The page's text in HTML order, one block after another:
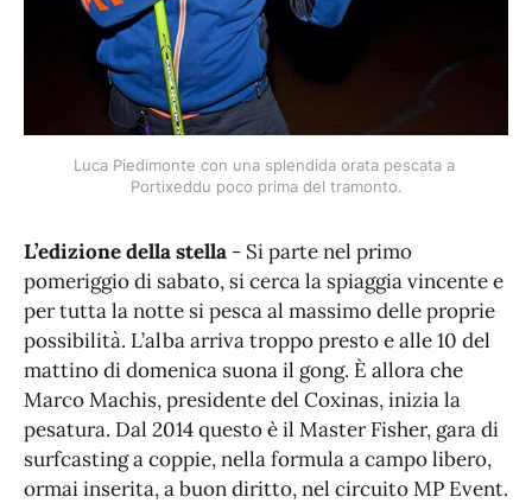
Luca Piedimonte con una splendida orata pescata a
Portixeddu poco prima del tramonto.
L’edizione della stella - Si parte nel primo
pomeriggio di sabato, si cerca la spiaggia vincente e
per tutta la notte si pesca al massimo delle proprie
possibilità. L’alba arriva troppo presto e alle 10 del
mattino di domenica suona il gong. È allora che
Marco Machis, presidente del Coxinas, inizia la
pesatura. Dal 2014 questo è il Master Fisher, gara di
surfcasting a coppie, nella formula a campo libero,
ormai inserita, a buon diritto, nel circuito MP Event.